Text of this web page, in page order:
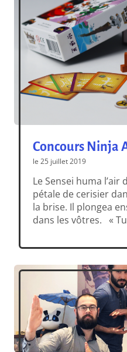
Concours Ninja
le 25 juillet 2019
Le Sensei huma l’air
pétale de cerisier
la brise. Il plongea
dans les vôtres. «
disposition 10